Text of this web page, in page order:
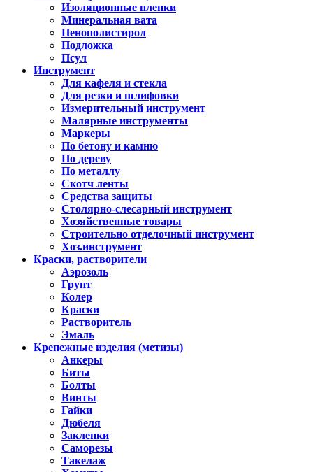
Изоляционные пленки
Минеральная вата
Пенополистирол
Подложка
Псул
Инструмент
Для кафеля и стекла
Для резки и шлифовки
Измерительный инструмент
Малярные инструменты
Маркеры
По бетону и камню
По дереву
По металлу
Скотч ленты
Средства защиты
Столярно-слесарный инструмент
Хозяйственные товары
Строительно отделочный инструмент
Хоз.инструмент
Краски, растворители
Аэрозоль
Грунт
Колер
Краски
Растворитель
Эмаль
Крепежные изделия (метизы)
Анкеры
Биты
Болты
Винты
Гайки
Дюбеля
Заклепки
Саморезы
Такелаж